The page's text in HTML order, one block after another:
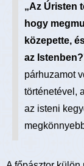
„Az Úristen
hogy
közepette,
az
párhuzamot
történetével,
az isteni